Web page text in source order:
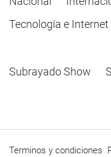
Tecnología e Internet
Subrayado Show
Terminos y condiciones